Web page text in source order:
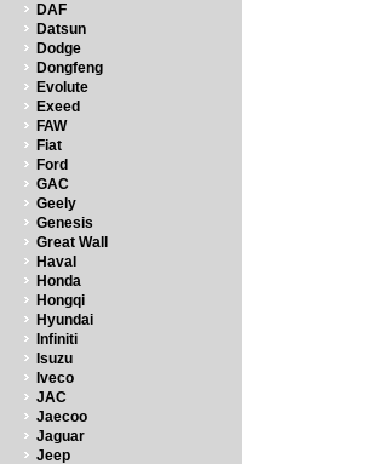
DAF
Datsun
Dodge
Dongfeng
Evolute
Exeed
FAW
Fiat
Ford
GAC
Geely
Genesis
Great Wall
Haval
Honda
Hongqi
Hyundai
Infiniti
Isuzu
Iveco
JAC
Jaecoo
Jaguar
Jeep